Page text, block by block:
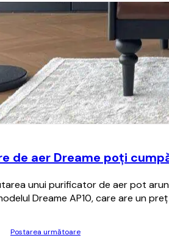
de aer Dreame poți
unui purificator de aer pot
Dreame AP10, care are un
Postarea următoare